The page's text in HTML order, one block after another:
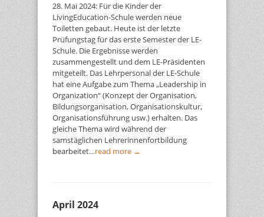
28. Mai 2024: Für die Kinder der
LivingEducation-Schule werden neue
Toiletten gebaut. Heute ist der letzte
Prüfungstag für das erste Semester der LE-
Schule. Die Ergebnisse werden
zusammengestellt und dem LE-Präsidenten
mitgeteilt. Das Lehrpersonal der LE-Schule
hat eine Aufgabe zum Thema „Leadership in
Organization“ (Konzept der Organisation,
Bildungsorganisation, Organisationskultur,
Organisationsführung usw.) erhalten. Das
gleiche Thema wird während der
samstäglichen Lehrerinnenfortbildung
bearbeitet…read more →
April 2024